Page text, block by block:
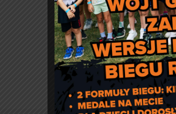
Jarosław Popławski